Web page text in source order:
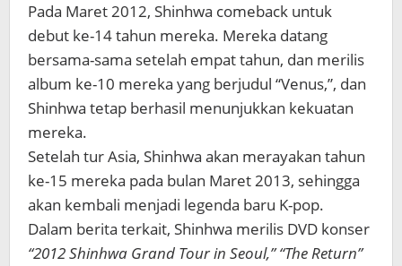
Pada Maret 2012, Shinhwa comeback untuk
debut ke-14 tahun mereka. Mereka datang
bersama-sama setelah empat tahun, dan merilis
album ke-10 mereka yang berjudul “Venus,”, dan
Shinhwa tetap berhasil menunjukkan kekuatan
mereka.
Setelah tur Asia, Shinhwa akan merayakan tahun
ke-15 mereka pada bulan Maret 2013, sehingga
akan kembali menjadi legenda baru K-pop.
Dalam berita terkait, Shinhwa merilis DVD konser
“2012 Shinhwa Grand Tour in Seoul,” “The Return”